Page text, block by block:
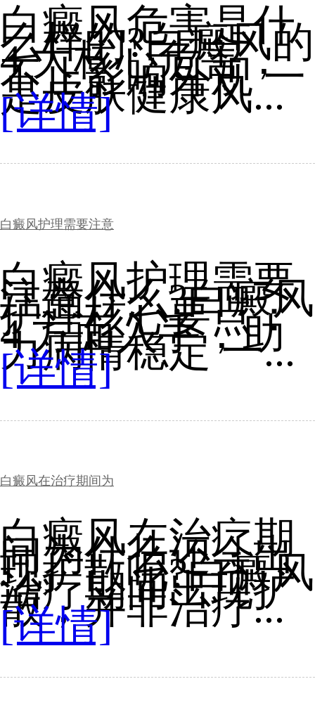
白癜风危害是什
么样的?白癜风的
4 大核心危害，
不止影响外观 一
是皮肤健康风...
[详情]
白癜风护理需要注意
白癜风护理需要
注意什么?白癜风
护理核心要点：
4 方面入手，助
力病情稳定 一...
[详情]
白癜风在治疗期间为
白癜风在治疗期
间为什么还会出
现扩散呢?白癜风
治疗期间出现扩
散，并非治疗...
[详情]